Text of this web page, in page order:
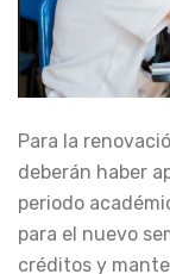
Para la
deberán haber
periodo
para el nuevo
créditos y